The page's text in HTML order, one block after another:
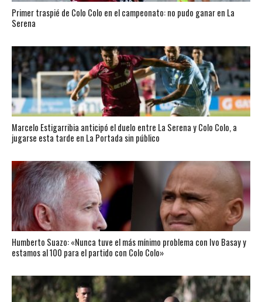
Primer traspié de Colo Colo en el campeonato: no pudo ganar en La
Serena
Marcelo Estigarribia anticipó el duelo entre La Serena y Colo Colo, a
jugarse esta tarde en La Portada sin público
Humberto Suazo: «Nunca tuve el más mínimo problema con Ivo Basay y
estamos al 100 para el partido con Colo Colo»